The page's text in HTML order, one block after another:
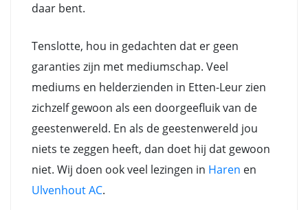
daar bent.
Tenslotte, hou in gedachten dat er geen
garanties zijn met mediumschap. Veel
mediums en helderzienden in Etten-Leur zien
zichzelf gewoon als een doorgeefluik van de
geestenwereld. En als de geestenwereld jou
niets te zeggen heeft, dan doet hij dat gewoon
niet. Wij doen ook veel lezingen in Haren en
Ulvenhout AC.